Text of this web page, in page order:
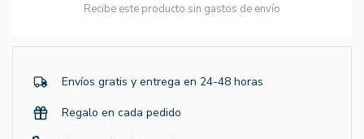
Recibe este producto sin gastos de envío
Envíos gratis y entrega en 24-48 horas
Regalo en cada pedido